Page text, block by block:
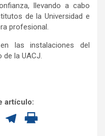
llevando a cabo
de la Universidad e
profesional.
las instalaciones del
de la UACJ.
artículo: